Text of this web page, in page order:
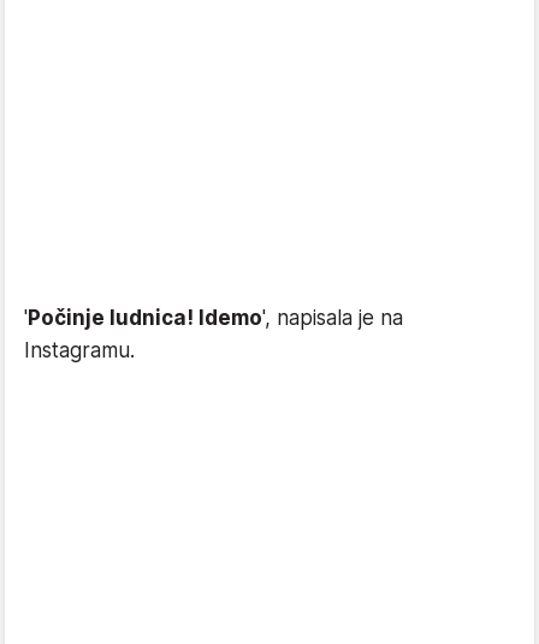
'Počinje ludnica! Idemo', napisala je na
Instagramu.